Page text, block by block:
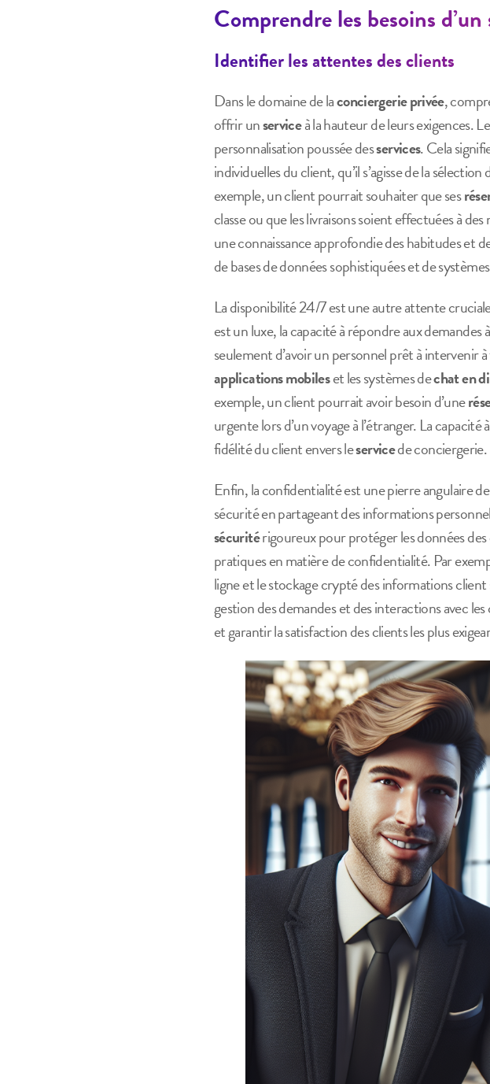
Comprendre les besoins
Identifier les attentes des clients
Dans le domaine de laconciergerie privée,
offrir unserviceà la hauteur de leurs exigences.
personnalisation poussée desservices. Cela
individuelles du client, qu’il s’agisse de la
exemple, un client pourrait souhaiter que ses
classe ou que les livraisons soient effectuées à
une connaissance approfondie des habitudes et
de bases de données sophistiquées et de
La disponibilité 24/7 est une autre attente
est un luxe, la capacité à répondre aux
seulement d’avoir un personnel prêt à intervenir
applications mobileset les systèmes dechat en
exemple, un client pourrait avoir besoin d’une
urgente lors d’un voyage à l’étranger. La
fidélité du client envers leservicede conciergerie.
Enfin, la confidentialité est une pierre angulaire
sécurité en partageant des informations
sécuritérigoureux pour protéger les données
pratiques en matière de confidentialité. Par
ligne et le stockage crypté des informations
gestion des demandes et des interactions avec
et garantir la satisfaction des clients les plus